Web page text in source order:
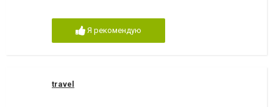
Я рекомендую
travel